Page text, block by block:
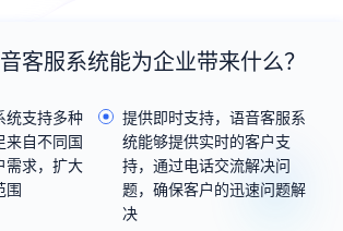
客服系统能为企业带来什么？
统支持多种
来自不同国
需求，扩大
围
提供即时支持，语音客服系
统能够提供实时的客户支
持，通过电话交流解决问
题，确保客户的迅速问题解
决